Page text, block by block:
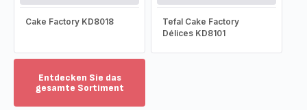
Cake Factory KD8018
Tefal Cake Factory
Délices KD8101
Entdecken Sie das
gesamte Sortiment